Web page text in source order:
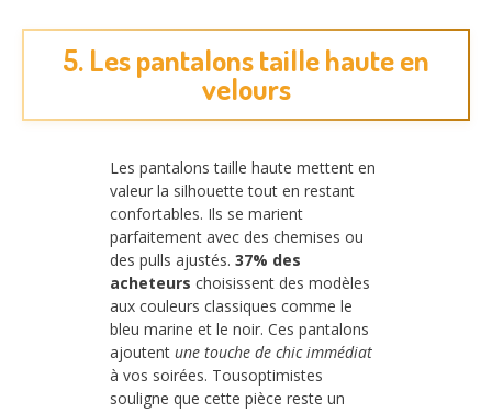
5. Les pantalons taille haute en
velours
Les pantalons taille haute mettent en
valeur la silhouette tout en restant
confortables. Ils se marient
parfaitement avec des chemises ou
des pulls ajustés. 37% des
acheteurs choisissent des modèles
aux couleurs classiques comme le
bleu marine et le noir. Ces pantalons
ajoutent une touche de chic immédiat
à vos soirées. Tousoptimistes
souligne que cette pièce reste un